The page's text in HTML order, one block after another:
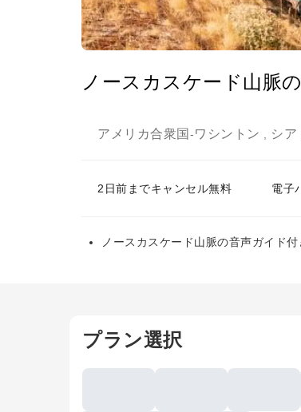
ノースカスケード山脈
アメリカ合衆国 -ワシントン シア
2日前までキャンセル無料 電子
ノースカスケード山脈の音声ガイド
プラン選択